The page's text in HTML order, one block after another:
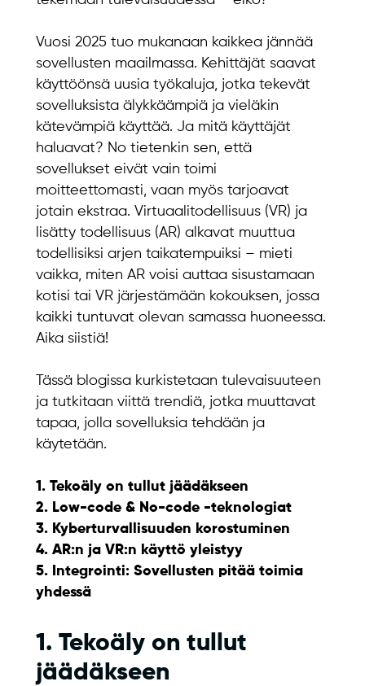
Vuosi 2025 tuo mukanaan kaikkea jännää
sovellusten maailmassa. Kehittäjät saavat
käyttöönsä uusia työkaluja, jotka tekevät
sovelluksista älykkäämpiä ja vieläkin
kätevämpiä käyttää. Ja mitä käyttäjät
haluavat? No tietenkin sen, että
sovellukset eivät vain toimi
moitteettomasti, vaan myös tarjoavat
jotain ekstraa. Virtuaalitodellisuus (VR) ja
lisätty todellisuus (AR) alkavat muuttua
todellisiksi arjen taikatempuiksi – mieti
vaikka, miten AR voisi auttaa sisustamaan
kotisi tai VR järjestämään kokouksen, jossa
kaikki tuntuvat olevan samassa huoneessa.
Aika siistiä!
Tässä blogissa kurkistetaan tulevaisuuteen
ja tutkitaan viittä trendiä, jotka muuttavat
tapaa, jolla sovelluksia tehdään ja
käytetään.
1. Tekoäly on tullut jäädäkseen
2. Low-code & No-code -teknologiat
3. Kyberturvallisuuden korostuminen
4. AR:n ja VR:n käyttö yleistyy
5. Integrointi: Sovellusten pitää toimia
yhdessä
1. Tekoäly on tullut
jäädäkseen